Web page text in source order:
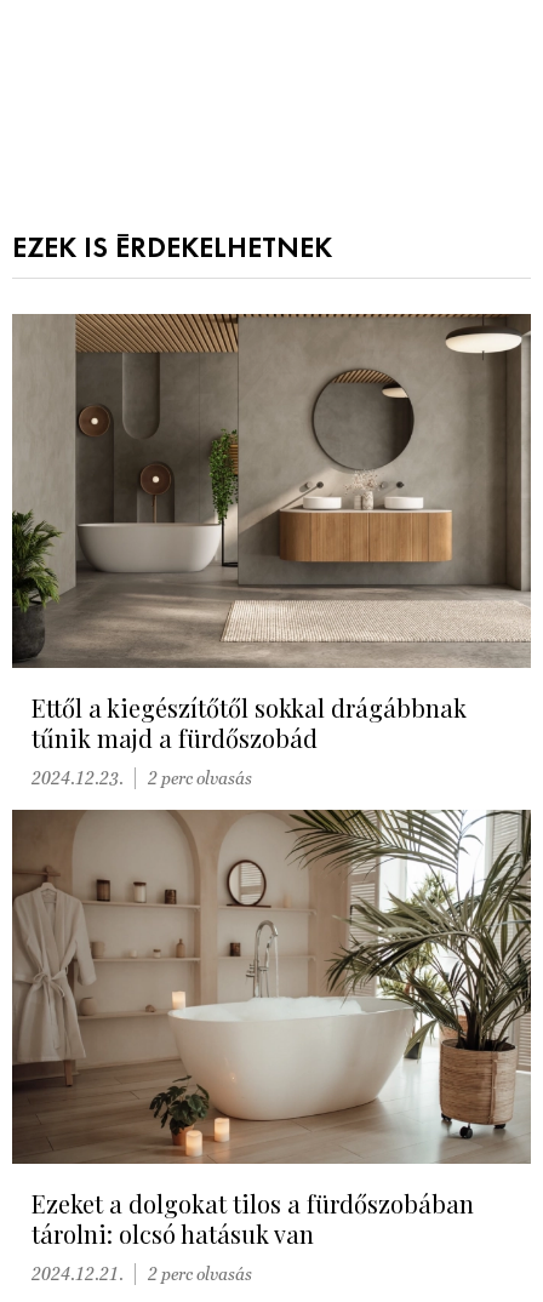
EZEK IS ÉRDEKELHETNEK
Ettől a kiegészítőtől sokkal drágábbnak
tűnik majd a fürdőszobád
2024.12.23. 2 perc olvasás
Ezeket a dolgokat tilos a fürdőszobában
tárolni: olcsó hatásuk van
2024.12.21. 2 perc olvasás